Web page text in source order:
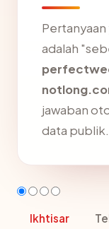
adalah
jawaban
data publik.
Ikhtisar